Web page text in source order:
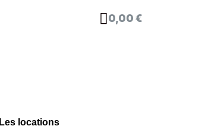
0,00 €
Les locations